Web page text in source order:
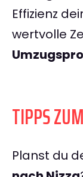
Effizienz
wertvolle
TIPPS
Planst du